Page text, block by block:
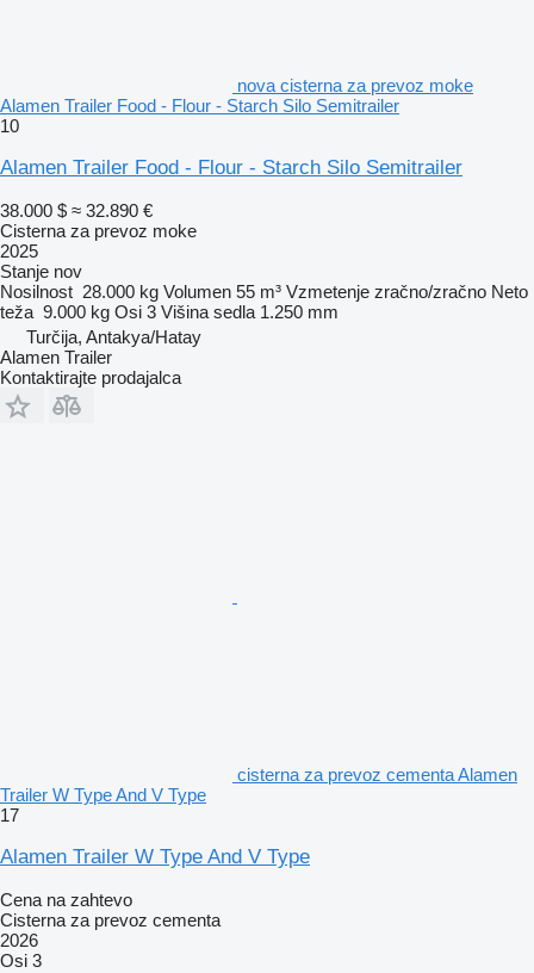
nova cisterna za prevoz moke
Alamen Trailer Food - Flour - Starch Silo Semitrailer
10
Alamen Trailer Food - Flour - Starch Silo Semitrailer
38.000 $ ≈ 32.890 €
Cisterna za prevoz moke
2025
Stanje nov
Nosilnost 28.000 kg Volumen 55 m³ Vzmetenje zračno/zračno Neto
teža 9.000 kg Osi 3 Višina sedla 1.250 mm
Turčija, Antakya/Hatay
Alamen Trailer
Kontaktirajte prodajalca
cisterna za prevoz cementa Alamen
Trailer W Type And V Type
17
Alamen Trailer W Type And V Type
Cena na zahtevo
Cisterna za prevoz cementa
2026
Osi 3